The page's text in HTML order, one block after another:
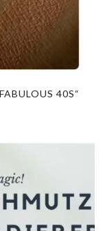
40S“